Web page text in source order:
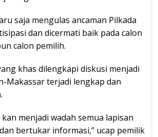
saja mengulas ancaman Pilkada
dan dicermati baik pada calon
calon pemilih.
khas dilengkapi diskusi menjadi
Makassar terjadi lengkap dan
kan menjadi wadah semua lapisan
bertukar informasi,” ucap pemilik